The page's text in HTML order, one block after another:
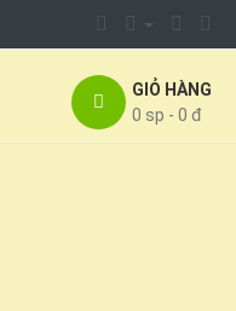
GIỎ HÀNG
0 sp - 0 đ